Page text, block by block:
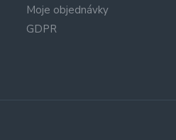
Moje objednávky
GDPR